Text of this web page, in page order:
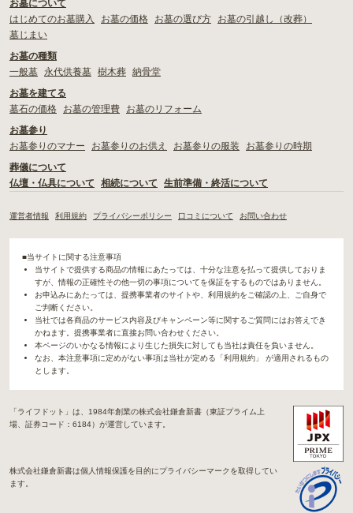
お墓について
はじめてのお墓購入
お墓の価格 お墓の選び方
お墓の引越し（改葬）
墓じまい
お墓の種類
一般墓
永代供養墓 樹木葬 納骨堂
お墓を建てる
墓石の価格
お墓の管理費
お墓のリフォーム
お墓参り
お墓参りのマナー
お墓参りのお供え お墓参りの服装
お墓参りの時期
葬儀について
仏壇・仏具について
相続について 生前準備・終活について
運営者情報 利用規約 プライバシーポリシー 口コミについて お問い合わせ
■当サイトに関する注意事項
当サイトで提供する商品の情報にあたっては、十分な注意を払って提供しておりま
すが、情報の正確性その他一切の事項についてを保証をするものではありません。
お申込みにあたっては、提携事業者のサイトや、利用規約をご確認の上、ご自身で
ご判断ください。
当社では各商品のサービス内容及びキャンペーン等に関するご質問にはお答えでき
かねます。提携事業者に直接お問い合わせください。
本ページのいかなる情報により生じた損失に対しても当社は責任を負いません。
なお、本注意事項に定めがない事項は当社が定める「利用規約」 が適用されるもの
とします。
「ライフドット」は、1984年創業の株式会社鎌倉新書（東証プライム上
場、証券コード：6184）が運営しています。
株式会社鎌倉新書は個人情報保護を目的にプライバシーマークを取得してい
ます。